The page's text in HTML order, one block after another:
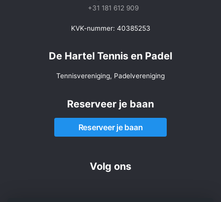
+31 181 612 909
KVK-nummer: 40385253
De Hartel Tennis en Padel
Tennisvereniging, Padelvereniging
Reserveer je baan
Reserveer je baan
Volg ons